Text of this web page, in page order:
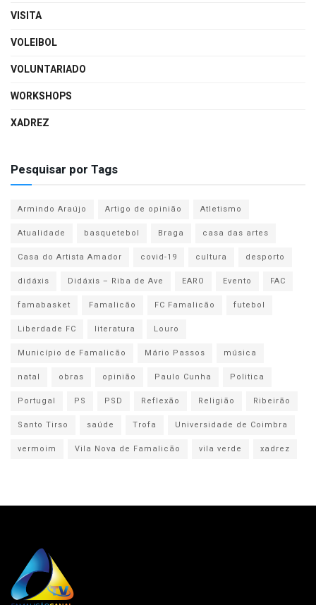
VISITA
VOLEIBOL
VOLUNTARIADO
WORKSHOPS
XADREZ
Pesquisar por Tags
Armindo Araújo Artigo de opinião
Atletismo
Atualidade
basquetebol Braga
casa das artes
Casa do Artista Amador
covid-19 cultura
desporto
didáxis
Didáxis – Riba de Ave EARO Evento
FAC
famabasket
Famalicão FC Famalicão
futebol
Liberdade FC
literatura
Louro
Município de Famalicão
Mário Passos
música
natal
obras opinião Paulo Cunha
Politica
Portugal
PS PSD Reflexão Religião
Ribeirão
Santo Tirso
saúde Trofa
Universidade de Coimbra
vermoim
Vila Nova de Famalicão vila verde xadrez